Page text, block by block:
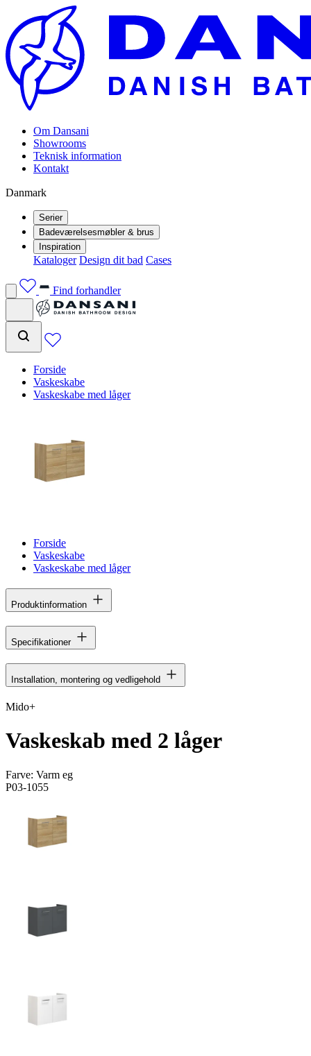
Om Dansani
Showrooms
Teknisk information
Kontakt
Danmark
Serier
Badeværelsesmøbler & brus
Inspiration
Kataloger Design dit bad Cases
Find forhandler
Forside
Vaskeskabe
Vaskeskabe med låger
Forside
Vaskeskabe
Vaskeskabe med låger
Produktinformation
Specifikationer
Installation, montering og vedligehold
Mido+
Vaskeskab med 2 låger
Farve: Varm eg
P03-1055